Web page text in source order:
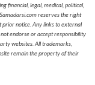
financial, legal, medical, political,
reserves the right
notice. Any links to external
endorse or accept responsibility
websites. All trademarks,
remain the property of their